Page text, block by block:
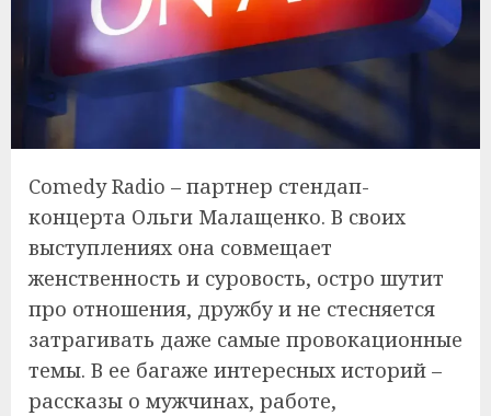
Comedy Radio – партнер стендап-
концерта Ольги Малащенко. В своих
выступлениях она совмещает
женственность и суровость, остро шутит
про отношения, дружбу и не стесняется
затрагивать даже самые провокационные
темы. В ее багаже интересных историй –
рассказы о мужчинах, работе,